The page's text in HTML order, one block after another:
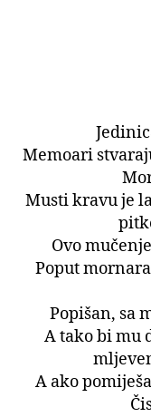
Memoari
Musti kravu je
Ovo
Poput
Popišan, sa
A tako bi mu
A ako